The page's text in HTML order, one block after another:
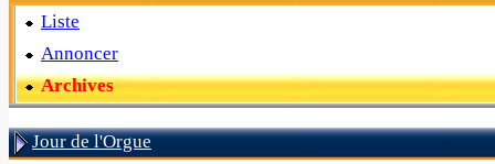
Liste
Annoncer
Archives
Jour de l'Orgue